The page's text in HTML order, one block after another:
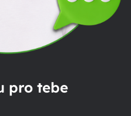
pro tebe